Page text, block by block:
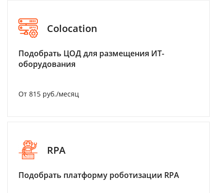
Colocation
Подобрать ЦОД для размещения ИТ-
оборудования
От 815 руб./месяц
RPA
Подобрать платформу роботизации RPA